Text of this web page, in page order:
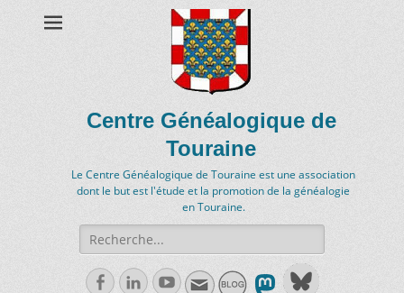
Centre Généalogique de
Touraine
Le Centre Généalogique de Touraine est une association
dont le but est l'étude et la promotion de la généalogie
en Touraine.
Recherche
de:
FacebookLinkedln
Youtube